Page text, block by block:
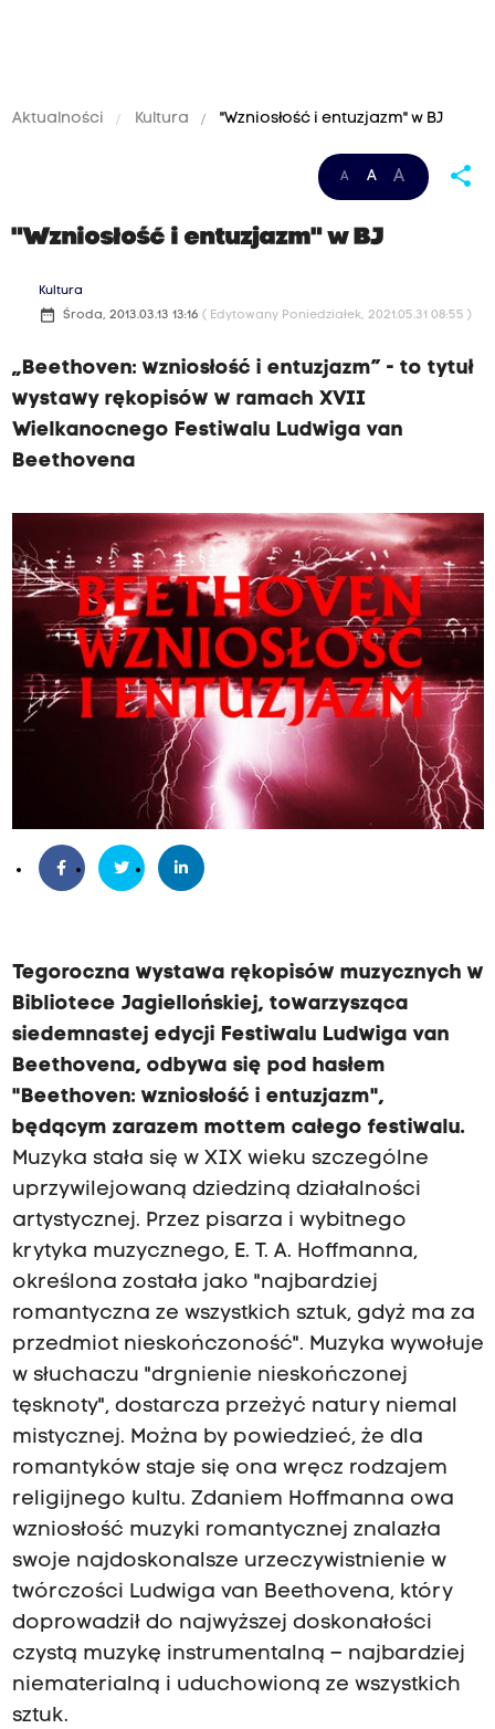
Aktualności Kultura "Wzniosłość i entuzjazm" w BJ
A A A share
"Wzniosłość i entuzjazm" w BJ
Kultura
date_range Środa, 2013.03.13 13:16 ( Edytowany Poniedziałek, 2021.05.31 08:55 )
„Beethoven: wzniosłość i entuzjazm” - to tytuł
wystawy rękopisów w ramach XVII
Wielkanocnego Festiwalu Ludwiga van
Beethovena
Tegoroczna wystawa rękopisów muzycznych w
Bibliotece Jagiellońskiej, towarzysząca
siedemnastej edycji Festiwalu Ludwiga van
Beethovena, odbywa się pod hasłem
"Beethoven: wzniosłość i entuzjazm",
będącym zarazem mottem całego festiwalu.
Muzyka stała się w XIX wieku szczególne
uprzywilejowaną dziedziną działalności
artystycznej. Przez pisarza i wybitnego
krytyka muzycznego, E. T. A. Hoffmanna,
określona została jako "najbardziej
romantyczna ze wszystkich sztuk, gdyż ma za
przedmiot nieskończoność". Muzyka wywołuje
w słuchaczu "drgnienie nieskończonej
tęsknoty", dostarcza przeżyć natury niemal
mistycznej. Można by powiedzieć, że dla
romantyków staje się ona wręcz rodzajem
religijnego kultu. Zdaniem Hoffmanna owa
wzniosłość muzyki romantycznej znalazła
swoje najdoskonalsze urzeczywistnienie w
twórczości Ludwiga van Beethovena, który
doprowadził do najwyższej doskonałości
czystą muzykę instrumentalną – najbardziej
niematerialną i uduchowioną ze wszystkich
sztuk.